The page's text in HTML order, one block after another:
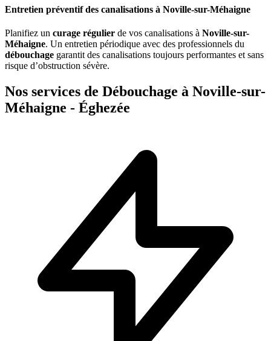
Entretien préventif des canalisations à Noville-sur-Méhaigne
Planifiez un curage régulier de vos canalisations à Noville-sur-
Méhaigne. Un entretien périodique avec des professionnels du
débouchage garantit des canalisations toujours performantes et sans
risque d’obstruction sévère.
Nos services de Débouchage à Noville-sur-
Méhaigne - Éghezée